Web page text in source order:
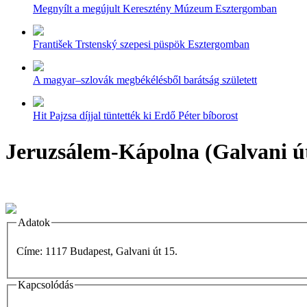
Megnyílt a megújult Keresztény Múzeum Esztergomban
František Trstenský szepesi püspök Esztergomban
A magyar–szlovák megbékélésből barátság született
Hit Pajzsa díjjal tüntették ki Erdő Péter bíborost
Jeruzsálem-Kápolna (Galvani
Adatok
Címe: 1117 Budapest, Galvani út 15.
Kapcsolódás